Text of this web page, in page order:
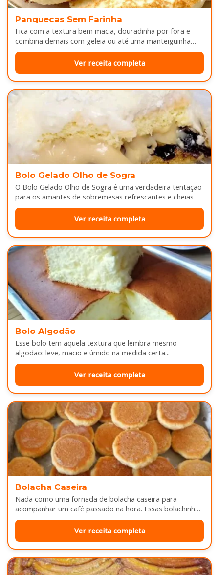
Panquecas Sem Farinha
Fica com a textura bem macia, douradinha por fora e
combina demais com geleia ou até uma manteiguinha
derretendo por cima...
Ver receita completa
Bolo Gelado Olho de Sogra
O Bolo Gelado Olho de Sogra é uma verdadeira tentação
para os amantes de sobremesas refrescantes e cheias de
sabor...
Ver receita completa
Bolo Algodão
Esse bolo tem aquela textura que lembra mesmo
algodão: leve, macio e úmido na medida certa...
Ver receita completa
Bolacha Caseira
Nada como uma fornada de bolacha caseira para
acompanhar um café passado na hora. Essas bolachinhas
ficam levemente douradas por…
Ver receita completa